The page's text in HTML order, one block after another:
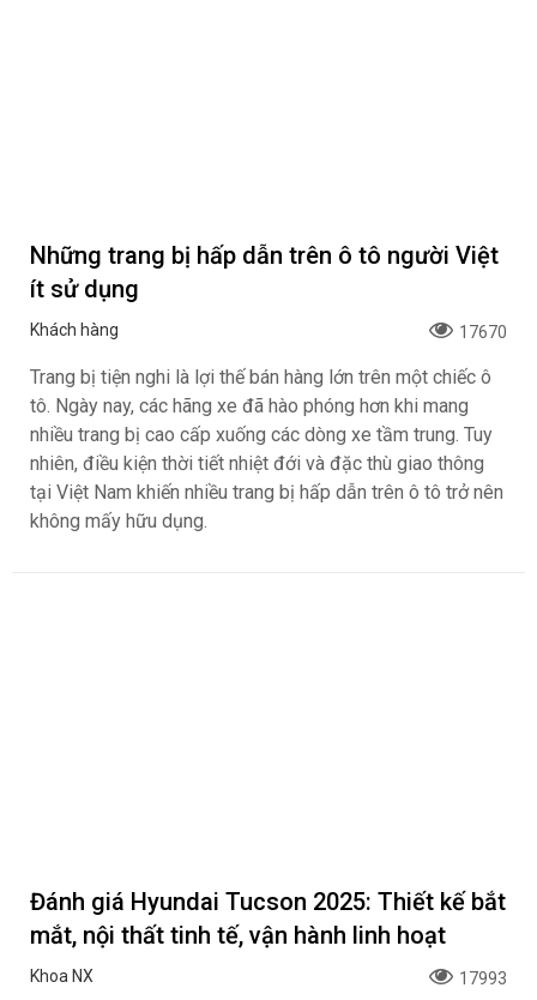
Những trang bị hấp dẫn trên ô tô người Việt
ít sử dụng
Khách hàng 17670
Trang bị tiện nghi là lợi thế bán hàng lớn trên một chiếc ô
tô. Ngày nay, các hãng xe đã hào phóng hơn khi mang
nhiều trang bị cao cấp xuống các dòng xe tầm trung. Tuy
nhiên, điều kiện thời tiết nhiệt đới và đặc thù giao thông
tại Việt Nam khiến nhiều trang bị hấp dẫn trên ô tô trở nên
không mấy hữu dụng.
Đánh giá Hyundai Tucson 2025: Thiết kế bắt
mắt, nội thất tinh tế, vận hành linh hoạt
Khoa NX 17993